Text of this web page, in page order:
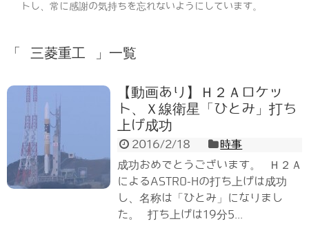
トし、常に感謝の気持ちを忘れないようにしています。
「 三菱重工 」一覧
【動画あり】Ｈ２Ａロケッ
ト、Ｘ線衛星「ひとみ」打ち
上げ成功
2016/2/18
時事
成功おめでとうございます。 Ｈ２Ａ
によるASTRO-Hの打ち上げは成功
し、名称は「ひとみ」になりまし
た。 打ち上げは19分5...